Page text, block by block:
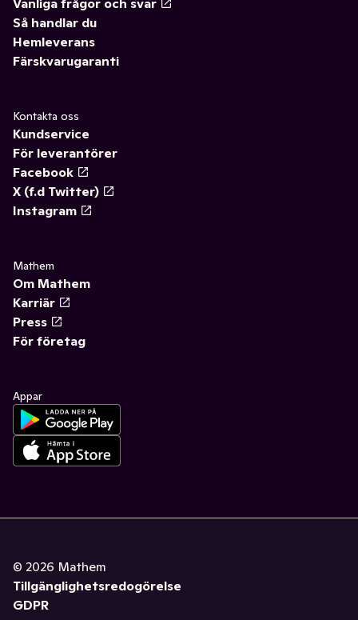
Så handlar du
Hemleverans
Färskvarugaranti
Kontakta oss
Kundservice
För leverantörer
Facebook
X (f.d Twitter)
Instagram
Mathem
Om Mathem
Karriär
Press
För företag
Appar
© 2026 Mathem
Tillgänglighetsredogörelse
GDPR